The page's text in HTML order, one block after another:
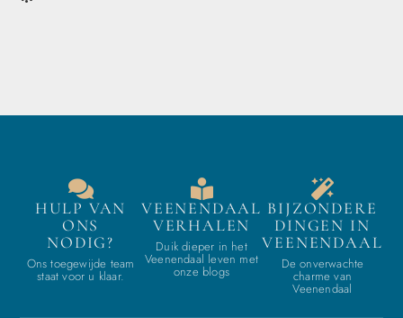
HULP VAN
ONS
NODIG?
Ons toegewijde team
staat voor u klaar.
VEENENDAAL
VERHALEN
Duik dieper in het
Veenendaal leven met
onze blogs
BIJZONDERE
DINGEN IN
VEENENDAAL
De onverwachte
charme van
Veenendaal